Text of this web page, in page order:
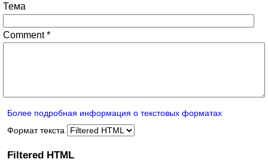
Тема
Comment*
Более подробная информация о текстовых форматах
Формат текста
Filtered HTML